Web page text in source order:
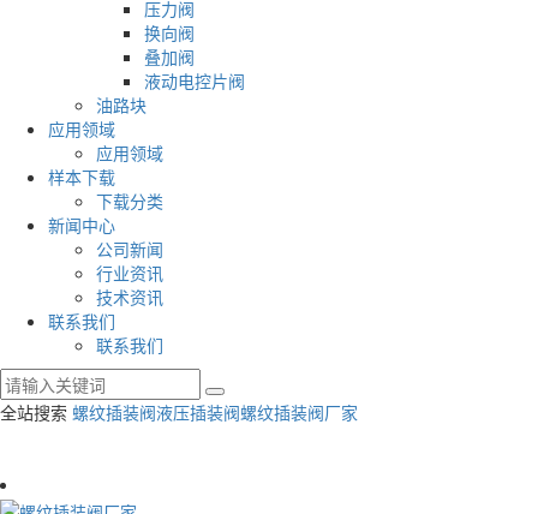
压力阀
换向阀
叠加阀
液动电控片阀
油路块
应用领域
应用领域
样本下载
下载分类
新闻中心
公司新闻
行业资讯
技术资讯
联系我们
联系我们
全站搜索 螺纹插装阀液压插装阀螺纹插装阀厂家